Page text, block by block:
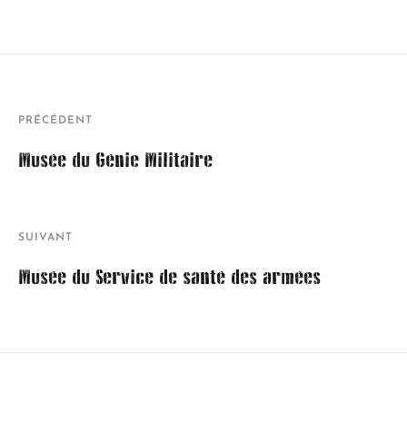
PRÉCÉDENT
Musée du Génie Militaire
SUIVANT
Musée du Service de santé des armées